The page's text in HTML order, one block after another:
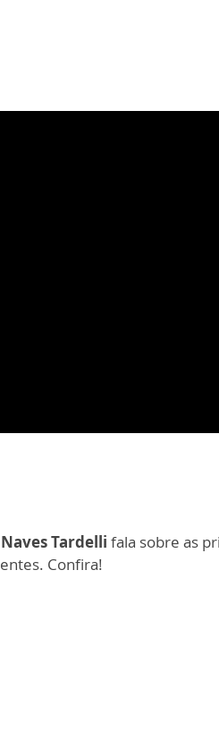
Tardelli fala sobre as
Confira!